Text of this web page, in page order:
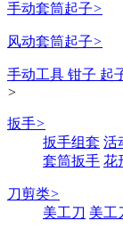
手动套筒起子>
风动套筒起子>
手动工具 钳子 起
>
扳手>
扳手组套 活
套筒扳手 花
刀剪类>
美工刀 美工